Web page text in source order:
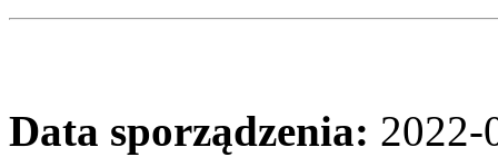
Data sporządzenia: 2022-